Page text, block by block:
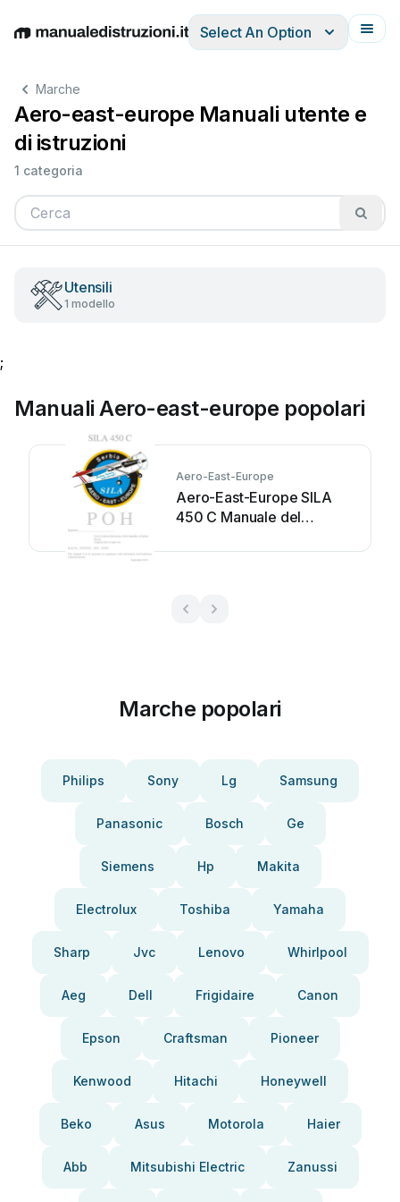
EnglishDeutschEspañolItalianoFrançais
Select An Option
Marche
Aero-east-europe Manuali utente e
di istruzioni
1 categoria
Utensili
1 modello
;
Manuali Aero-east-europe popolari
Aero-East-Europe
Aero-East-Europe SILA
450 C Manuale del
Marche popolari
Philips Sony Lg Samsung
Panasonic Bosch Ge
Siemens Hp Makita
Electrolux Toshiba Yamaha
Sharp Jvc Lenovo Whirlpool
Aeg Dell Frigidaire Canon
Epson Craftsman Pioneer
Kenwood Hitachi Honeywell
Beko Asus Motorola Haier
Abb Mitsubishi Electric Zanussi